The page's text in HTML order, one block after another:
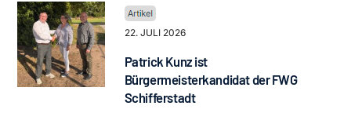
22. JULI 2026
Patrick Kunz ist
Bürgermeisterkandidat der FWG
Schifferstadt